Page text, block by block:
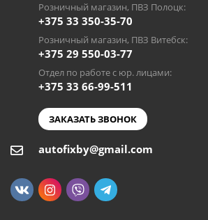
Розничный магазин, ПВЗ Полоцк:
+375 33 350-35-70
Розничный магазин, ПВЗ Витебск:
+375 29 550-03-77
Отдел по работе с юр. лицами:
+375 33 66-99-511
ЗАКАЗАТЬ ЗВОНОК
autofixby@gmail.com